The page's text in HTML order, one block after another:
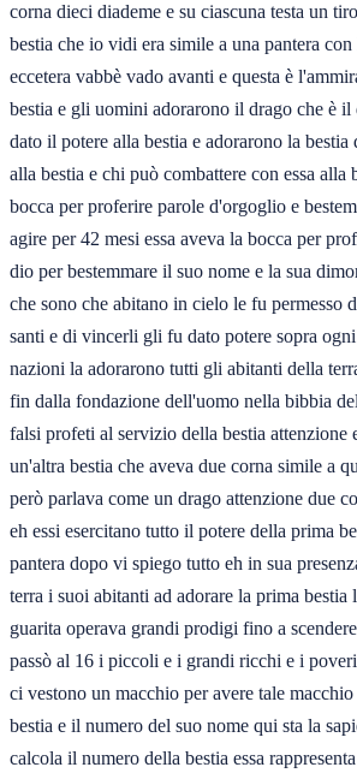
corna dieci diademe e su ciascuna testa un
bestia che io vidi era simile a una pantera con
eccetera vabbè vado avanti e questa è
bestia e gli uomini adorarono il drago che è il
dato il potere alla bestia e adorarono la
alla bestia e chi può combattere con essa alla
bocca per proferire parole d'orgoglio e
agire per 42 mesi essa aveva la bocca per
dio per bestemmare il suo nome e la sua
che sono che abitano in cielo le fu permesso
santi e di vincerli gli fu dato potere sopra
nazioni la adorarono tutti gli abitanti della
fin dalla fondazione dell'uomo nella bibbia
falsi profeti al servizio della bestia attenzione
un'altra bestia che aveva due corna simile a
però parlava come un drago attenzione due
eh essi esercitano tutto il potere della prima
pantera dopo vi spiego tutto eh in sua
terra i suoi abitanti ad adorare la prima bestia
guarita operava grandi prodigi fino a
passò al 16 i piccoli e i grandi ricchi e i
ci vestono un macchio per avere tale
bestia e il numero del suo nome qui sta la
calcola il numero della bestia essa